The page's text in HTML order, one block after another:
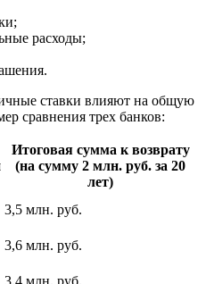
расходы;
ставки влияют на общую
сравнения трех банков:
Итоговая сумма к возврату
(на сумму 2 млн. руб. за 20
лет)
3,5 млн. руб.
3,6 млн. руб.
3,4 млн. руб.